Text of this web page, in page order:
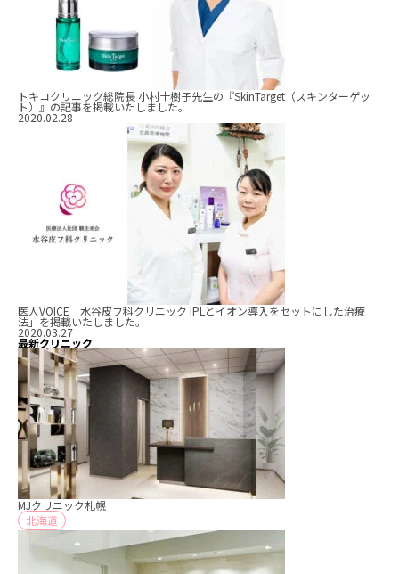
トキコクリニック総院長 小村十樹子先生の『SkinTarget（スキンターゲッ
ト）』の記事を掲載いたしました。
2020.02.28
医人VOICE「水谷皮フ科クリニック IPLとイオン導入をセットにした治療
法」を掲載いたしました。
2020.03.27
最新クリニック
MJクリニック札幌
北海道